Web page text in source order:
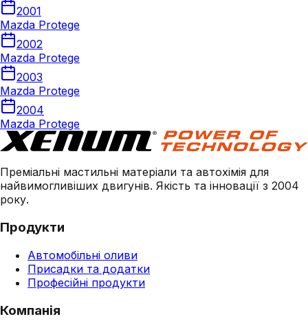
2001
Mazda Protege
2002
Mazda Protege
2003
Mazda Protege
2004
Mazda Protege
Преміальні мастильні матеріали та автохімія для
найвимогливіших двигунів. Якість та інновації з 2004
року.
Продукти
Автомобільні оливи
Присадки та додатки
Професійні продукти
Компанія